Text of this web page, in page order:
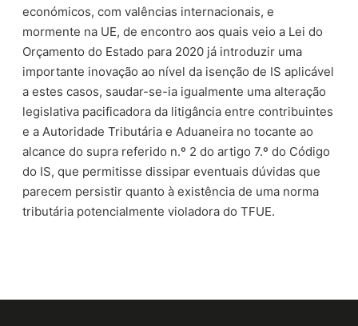
económicos, com valências internacionais, e
mormente na UE, de encontro aos quais veio a Lei do
Orçamento do Estado para 2020 já introduzir uma
importante inovação ao nível da isenção de IS aplicável
a estes casos, saudar-se-ia igualmente uma alteração
legislativa pacificadora da litigância entre contribuintes
e a Autoridade Tributária e Aduaneira no tocante ao
alcance do supra referido n.º 2 do artigo 7.º do Código
do IS, que permitisse dissipar eventuais dúvidas que
parecem persistir quanto à existência de uma norma
tributária potencialmente violadora do TFUE.